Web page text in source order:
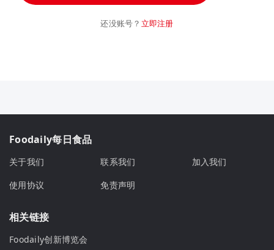
还没账号？ 立即注册
Foodaily每日食品
关于我们 联系我们
加入我们
使用协议
免责声明
相关链接
Foodaily创新博览会